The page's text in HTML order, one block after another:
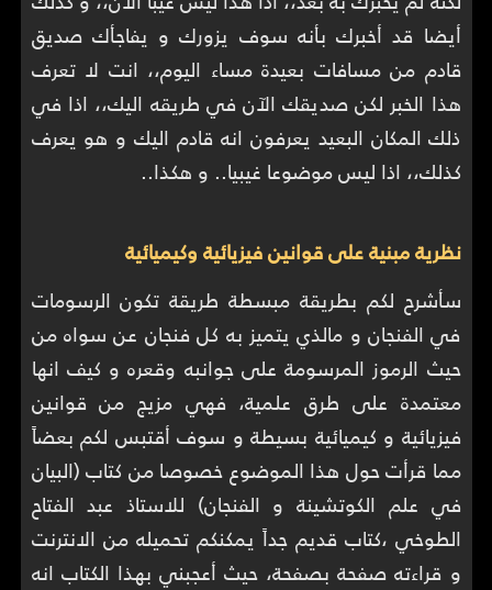
أيضا قد أخبرك بأنه سوف يزورك و يفاجأك صديق
قادم من مسافات بعيدة مساء اليوم،، انت لا تعرف
هذا الخبر لكن صديقك الآن في طريقه اليك،، اذا في
ذلك المكان البعيد يعرفون انه قادم اليك و هو يعرف
كذلك،، اذا ليس موضوعا غيبيا.. و هكذا..
نظرية مبنية على قوانين فيزيائية وكيميائية
سأشرح لكم بطريقة مبسطة طريقة تكون الرسومات
في الفنجان و مالذي يتميز به كل فنجان عن سواه من
حيث الرموز المرسومة على جوانبه وقعره و كيف انها
معتمدة على طرق علمية، فهي مزيج من قوانين
فيزيائية و كيميائية بسيطة و سوف أقتبس لكم بعضاً
مما قرأت حول هذا الموضوع خصوصا من كتاب (البيان
في علم الكوتشينة و الفنجان) للاستاذ عبد الفتاح
الطوخي ،كتاب قديم جداً يمكنكم تحميله من الانترنت
و قراءته صفحة بصفحة، حيث أعجبني بهذا الكتاب انه